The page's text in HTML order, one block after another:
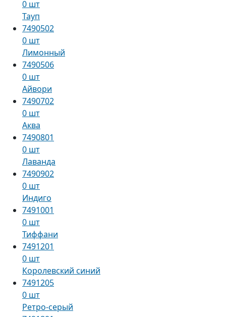
0 шт
Тауп
7490502
0 шт
Лимонный
7490506
0 шт
Айвори
7490702
0 шт
Аква
7490801
0 шт
Лаванда
7490902
0 шт
Индиго
7491001
0 шт
Тиффани
7491201
0 шт
Королевский синий
7491205
0 шт
Ретро-серый